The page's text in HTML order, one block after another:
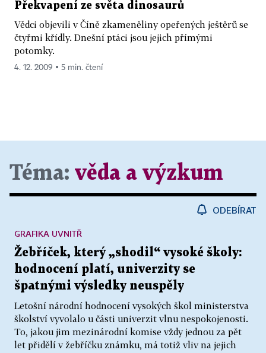
Překvapení ze světa dinosaurů
Vědci objevili v Číně zkameněliny opeřených ještěrů se
čtyřmi křídly. Dnešní ptáci jsou jejich přímými
potomky.
4. 12. 2009 ▪ 5 min. čtení
Téma: věda a výzkum
ODEBÍRAT
Žebříček, který „shodil“ vysoké školy:
hodnocení platí, univerzity se
špatnými výsledky neuspěly
Letošní národní hodnocení vysokých škol ministerstva
školství vyvolalo u části univerzit vlnu nespokojenosti.
To, jakou jim mezinárodní komise vždy jednou za pět
let přidělí v žebříčku známku, má totiž vliv na jejich
GRAFIKA UVNITŘ